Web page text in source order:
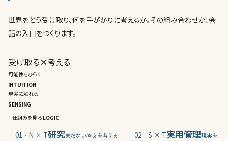
世界をどう受け取り、何を手がかりに考えるか。その組み合わせが、会
話の入口をつくります。
受け取る×考える
可能性をひらく
INTUITION
現実に触れる
SENSING
仕組みを見る LOGIC
01 · N × T研究まだない答えを考える 02 · S × T実用管理現実を